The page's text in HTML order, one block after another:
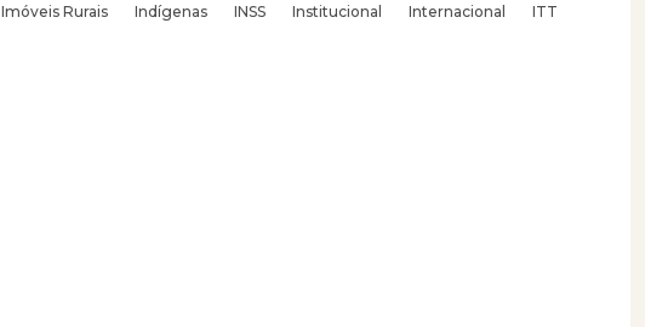
Imóveis Rurais Indígenas INSS Institucional Internacional ITT